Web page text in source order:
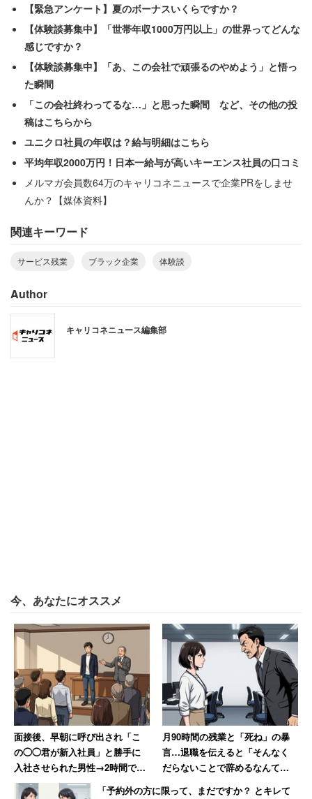
となっているものの、始業時間は変わらない。従業
員の数が減っても求人はかけないから現役スタッフ
の負担が大きい。最低賃金を下回る月もある」
営業マンだった40代の男性にいたっては、36協定のレベ
ルをはるかに超えており、休日は2年6か月ぶりのときもあ
ったという。労働時間は「1か月で500時間を軽く超えて
いたのが当たり前」だったという。
「21時間寝ずに働き、2時間寝てまた15時間
働いたことも」
続で働かされたことがあります。21時間寝ずに働き、2時
間寝てまた15時間働いたことも」と綴る。女性は、入社前
の求人条件や面接と大きく食い違う点にも苦しんだ。
「サービス残業は月間で170～200時間。時給に換算
したら500円を下回っていました。退職後に労基署
に通報したら、会社から電話があり『このアカ
が！』 と言われました」
キャリコネニュースでは引き続き「ブラック企業経験談」
や「年収と貯金に関するアンケート」を募集しています。
【緊急アンケート】夏のボーナスいくらですか？
【体験談募集中】「世帯年収1000万円以上」の世界ってどんな
感じですか？
【体験談募集中】「あ、この会社で頑張るのやめよう」と悟っ
た瞬間
「この会社終わってるな…」と思った瞬間 など、その他の投
稿はこちらから
ユニクロ社員の年収は？給与明細はこちら
平均年収2000万円！日本一給与が高いキーエンス社員の口コミ
メルマガ会員数64万のキャリコネニュースで企業PRをしませ
んか？【媒体資料】
関連キーワード
サービス残業 ブラック企業 体験談
Author
キャリコネニュース編集部
今、あなたにオススメ
面接後、早朝に呼び出され「こ
の◯◯君が新入社員」と勝手に
入社させられた男性→2時間でス
ピード退職果たす
月90時間の残業と「死ね」の暴
言…退職を伝えると「そんなく
だらないことで辞めるなんて」
「予約外の方に限って、まだですか？ とキレて